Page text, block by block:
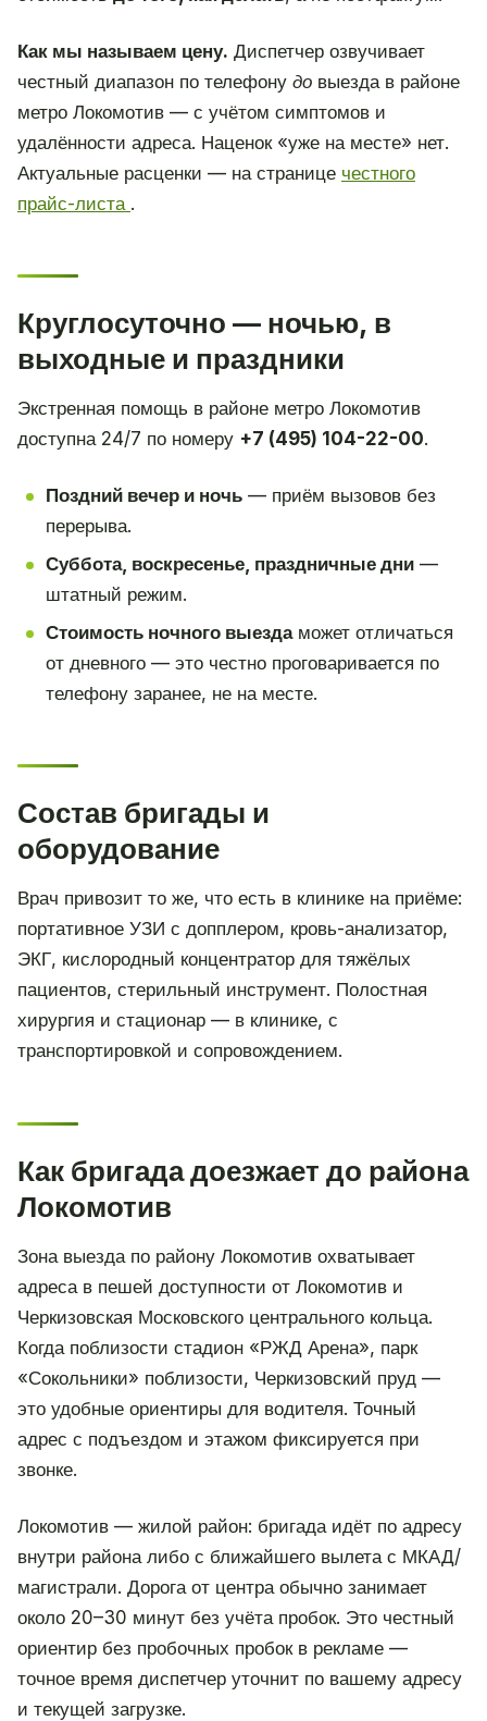
Как мы называем цену. Диспетчер озвучивает
честный диапазон по телефону до выезда в районе
метро Локомотив — с учётом симптомов и
удалённости адреса. Наценок «уже на месте» нет.
Актуальные расценки — на странице честного
прайс-листа .
Круглосуточно — ночью, в
выходные и праздники
Экстренная помощь в районе метро Локомотив
доступна 24/7 по номеру +7 (495) 104-22-00.
Поздний вечер и ночь— приём вызовов без
перерыва.
Суббота, воскресенье, праздничные дни—
штатный режим.
Стоимость ночного выездаможет отличаться
от дневного — это честно проговаривается по
телефону заранее, не на месте.
Состав бригады и
оборудование
Врач привозит то же, что есть в клинике на приёме:
портативное УЗИ с допплером, кровь-анализатор,
ЭКГ, кислородный концентратор для тяжёлых
пациентов, стерильный инструмент. Полостная
хирургия и стационар — в клинике, с
транспортировкой и сопровождением.
Как бригада доезжает до района
Локомотив
Зона выезда по району Локомотив охватывает
адреса в пешей доступности от Локомотив и
Черкизовская Московского центрального кольца.
Когда поблизости стадион «РЖД Арена», парк
«Сокольники» поблизости, Черкизовский пруд —
это удобные ориентиры для водителя. Точный
адрес с подъездом и этажом фиксируется при
звонке.
Локомотив — жилой район: бригада идёт по адресу
внутри района либо с ближайшего вылета с МКАД/
магистрали. Дорога от центра обычно занимает
около 20–30 минут без учёта пробок. Это честный
ориентир без пробочных пробок в рекламе —
точное время диспетчер уточнит по вашему адресу
и текущей загрузке.